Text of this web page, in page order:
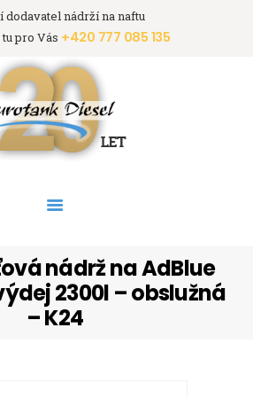
dodavatel nádrží na naftu
pro Vás +420 777 085 135
nádrž na AdBlue
2300l – obslužná
– K24
Diesel s.r.o.
dodavatel nádrží na naftu
NÁDRŽÍ